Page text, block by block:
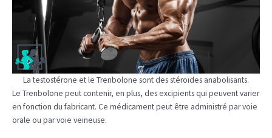
La testostérone et le Trenbolone sont des stéroïdes anabolisants.
Le Trenbolone peut contenir, en plus, des excipients qui peuvent varier
en fonction du fabricant. Ce médicament peut être administré par voie
orale ou par voie veineuse.